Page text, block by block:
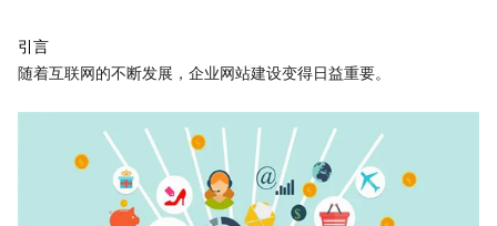
引言
随着互联网的不断发展，企业网站建设变得日益重要。